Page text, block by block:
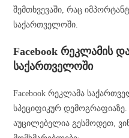
შემთხვევაში, რაც
საქართველოში.
Facebook რეკლამის
საქართველოში
Facebook რეკლამა
სპეციფიკურ
აუცილებელია გესმოდეთ, ვინ